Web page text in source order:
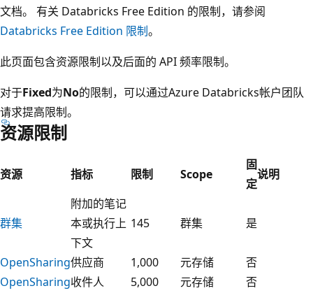
文档。 有关 Databricks Free Edition 的限制，请参阅
Databricks Free Edition 限制。
此页面包含资源限制以及后面的 API 频率限制。
对于Fixed为No的限制，可以通过Azure Databricks帐户团队
请求提高限制。
资源限制
资源 指标 限制 Scope
固
定
说明
群集
附加的笔记
本或执行上
下文
145 群集 是
OpenSharing供应商 1,000 元存储
否
OpenSharing收件人 5,000 元存储
否